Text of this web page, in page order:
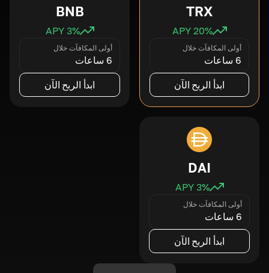
TRX
20% APY
أولى المكافآت خلال
6 ساعات
ابدأ الربح الآن
BNB
3% APY
أولى المكافآت خلال
6 ساعات
ابدأ الربح الآن
DAI
3% APY
أولى المكافآت خلال
6 ساعات
ابدأ الربح الآن